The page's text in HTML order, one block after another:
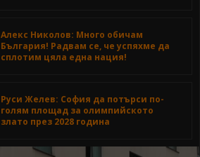
Алекс Николов: Много обичам
България! Радвам се, че успяхме да
сплотим цяла една нация!
Руси Желев: София да потърси по-
голям площад за олимпийското
злато през 2028 година